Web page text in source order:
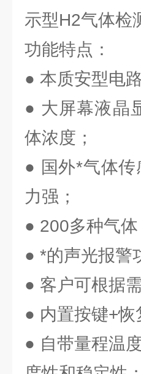
示型H2气体检
功能特点：
● 本质安型电
● 大屏幕液晶
体浓度；
● 国外*气体
力强；
● 200多种气
● *的声光报警
● 客户可根据
● 内置按键+
● 自带量程温